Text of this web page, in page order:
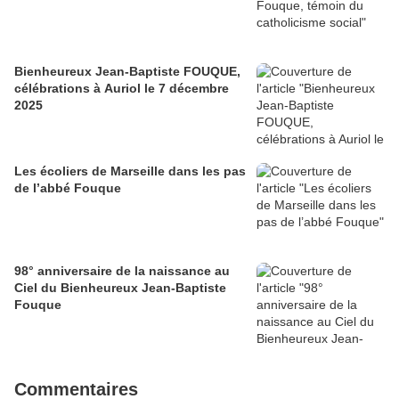
Bienheureux Jean-Baptiste FOUQUE,
célébrations à Auriol le 7 décembre
2025
Les écoliers de Marseille dans les pas
de l’abbé Fouque
98° anniversaire de la naissance au
Ciel du Bienheureux Jean-Baptiste
Fouque
Commentaires